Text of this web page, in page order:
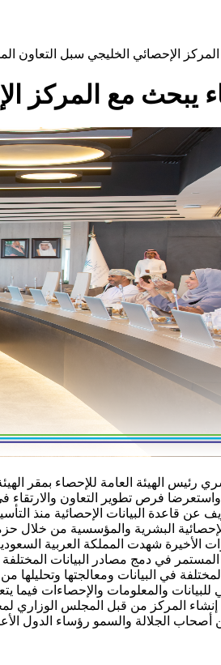
الإحصائي الخليجي سبل التعاون
يبحث مع المركز
رئيس الهيئة العامة للإحصاء بمقر
فرص تطوير التعاون والارتقاء
عن قاعدة البيانات الإحصائية منذ
البشرية والمؤسسية من خلال
الأخيرة شهدت المملكة العربية
في دمج مصادر البيانات المختلفة
في البيانات ومعالجتها
للبيانات والمعلومات والإحصاءات
الجلالة والسمو رؤساء الدول